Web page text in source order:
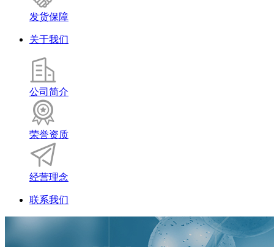
发货保障
关于我们
公司简介
荣誉资质
经营理念
联系我们